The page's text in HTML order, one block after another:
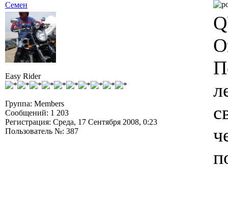
Семен
Easy Rider
Группа: Members
Сообщений: 1 203
Регистрация: Среда, 17 Сентября 2008, 0:23
Пользователь №: 387